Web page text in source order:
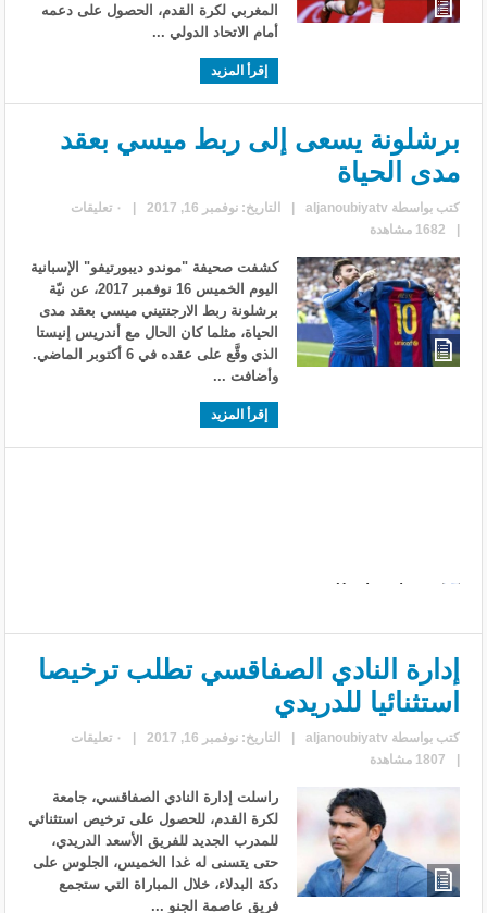
المغربي لكرة القدم، الحصول على دعمه
أمام الاتحاد الدولي ...
إقرأ المزيد
برشلونة يسعى إلى ربط ميسي بعقد
مدى الحياة
كتب بواسطةaljanoubiyatv
| التاريخ: نوفمبر 16, 2017 |
٠ تعليقات
|
1682 مشاهدة
كشفت صحيفة "موندو ديبورتيفو" الإسبانية
اليوم الخميس 16 نوفمبر 2017، عن نيّة
برشلونة ربط الارجنتيني ميسي بعقد مدى
الحياة، مثلما كان الحال مع أندريس إنيستا
الذي وقَّع على عقده في 6 أكتوبر الماضي.
وأضافت ...
إقرأ المزيد
إدارة النادي الصفاقسي تطلب ترخيصا
استثنائيا للدريدي
كتب بواسطةaljanoubiyatv
| التاريخ: نوفمبر 16, 2017 |
٠ تعليقات
|
1807 مشاهدة
راسلت إدارة النادي الصفاقسي، جامعة
لكرة القدم، للحصول على ترخيص استثنائي
للمدرب الجديد للفريق الأسعد الدريدي،
حتى يتسنى له غدا الخميس، الجلوس على
دكة البدلاء، خلال المباراة التي ستجمع
فريق عاصمة الجنو ...